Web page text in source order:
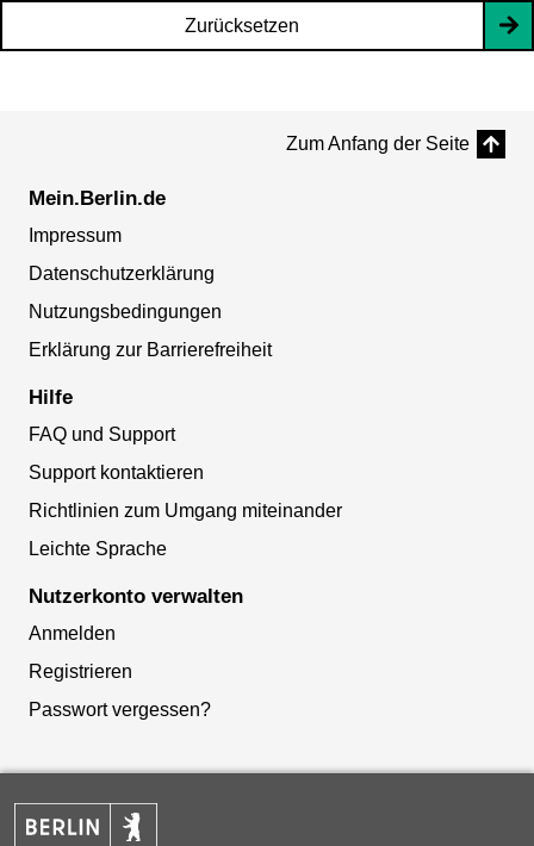
Zurücksetzen
Zum Anfang der Seite
Mein.Berlin.de
Impressum
Datenschutzerklärung
Nutzungsbedingungen
Erklärung zur Barrierefreiheit
Hilfe
FAQ und Support
Support kontaktieren
Richtlinien zum Umgang miteinander
Leichte Sprache
Nutzerkonto verwalten
Anmelden
Registrieren
Passwort vergessen?